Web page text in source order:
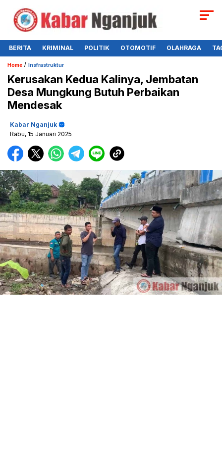
BERITA KRIMINAL POLITIK OTOMOTIF OLAHRAGA
Home / Insfrastruktur
Kerusakan Kedua Kalinya, Jembatan
Desa Mungkung Butuh Perbaikan
Mendesak
Kabar Nganjuk
Rabu, 15 Januari 2025